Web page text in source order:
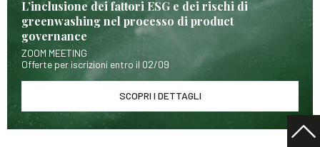
L’inclusione dei fattori ESG e dei rischi di
greenwashing nel processo di product
governance
ZOOM MEETING
Offerte per iscrizioni entro il 02/09
SCOPRI I DETTAGLI